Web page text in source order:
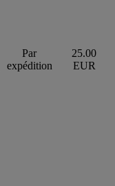
Par
expédition
25.00
EUR